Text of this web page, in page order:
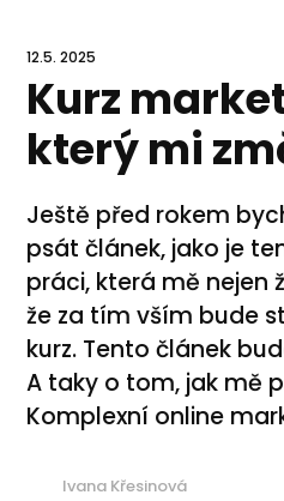
12.5. 2025
Kurz
který mi
Ještě před rokem
psát článek, jako je
práci, která mě nejen
že za tím vším bude
kurz. Tento článek
A taky o tom, jak mě
Komplexní online
Ivana Křesinová